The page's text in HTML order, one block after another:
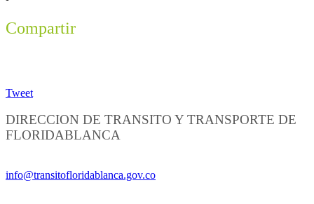
Compartir
Tweet
DIRECCION DE TRANSITO Y TRANSPORTE DE
FLORIDABLANCA
info@transitofloridablanca.gov.co